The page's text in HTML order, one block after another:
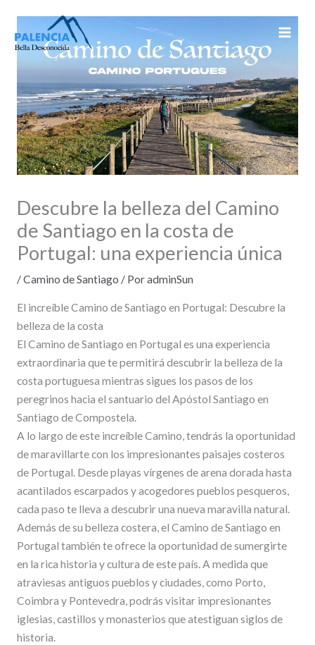
contenido
Descubre la belleza del Camino
de Santiago en la costa de
Portugal: una experiencia única
/Camino de Santiago / PoradminSun
El increíble Camino de Santiago en Portugal: Descubre la
belleza de la costa
El Camino de Santiago en Portugal es una experiencia
extraordinaria que te permitirá descubrir la belleza de la
costa portuguesa mientras sigues los pasos de los
peregrinos hacia el santuario del Apóstol Santiago en
Santiago de Compostela.
A lo largo de este increíble Camino, tendrás la oportunidad
de maravillarte con los impresionantes paisajes costeros
de Portugal. Desde playas vírgenes de arena dorada hasta
acantilados escarpados y acogedores pueblos pesqueros,
cada paso te lleva a descubrir una nueva maravilla natural.
Además de su belleza costera, el Camino de Santiago en
Portugal también te ofrece la oportunidad de sumergirte
en la rica historia y cultura de este país. A medida que
atraviesas antiguos pueblos y ciudades, como Porto,
Coimbra y Pontevedra, podrás visitar impresionantes
iglesias, castillos y monasterios que atestiguan siglos de
historia.